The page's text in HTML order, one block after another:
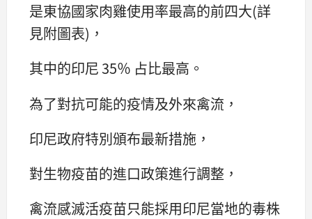
是東協國家肉雞使用率最高的前四大(詳
見附圖表)，
其中的印尼 35％ 占比最高。
為了對抗可能的疫情及外來禽流，
印尼政府特別頒布最新措施，
對生物疫苗的進口政策進行調整，
禽流感滅活疫苗只能採用印尼當地的毒株